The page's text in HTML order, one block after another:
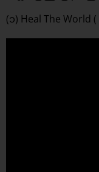
(၁) Heal The World